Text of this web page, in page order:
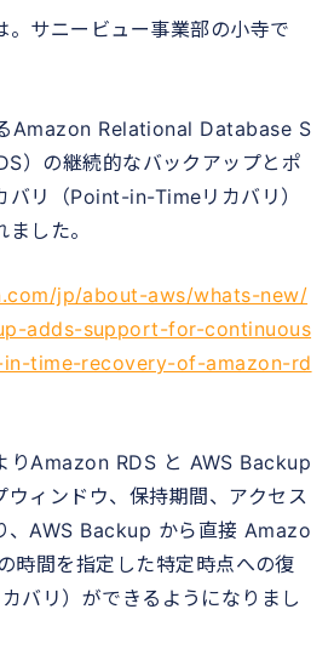
。サニービュー事業部の小寺で
Amazon Relational Database S
）の継続的なバックアップとポ
バリ（Point-in-Timeリカバリ）
した。
jp/about-aws/whats-new/
adds-support-for-continuous
time-recovery-of-amazon-rd
りAmazon RDS と AWS Backup
ウィンドウ、保持期間、アクセス
、AWS Backup から直接 Amazo
時間を指定した特定時点への復
バリ）ができるようになりまし